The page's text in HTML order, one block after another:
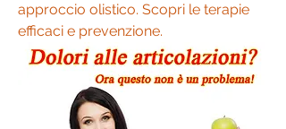
approccio olistico. Scopri le terapie
efficaci e prevenzione.